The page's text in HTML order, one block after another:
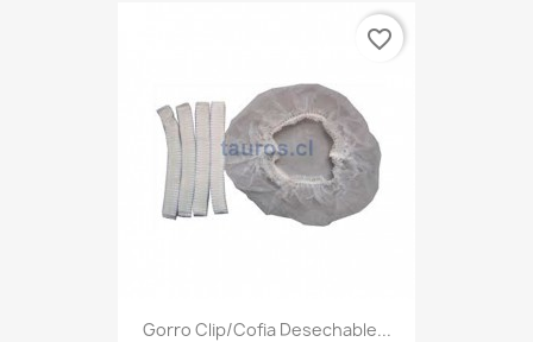
Gorro Clip/Cofia Desechable...
favorite_border